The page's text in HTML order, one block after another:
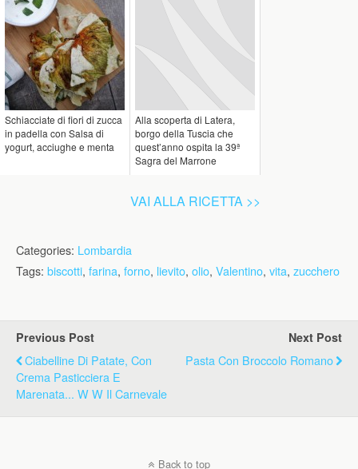
Schiacciate di fiori di zucca
in padella con Salsa di
yogurt, acciughe e menta
Alla scoperta di Latera,
borgo della Tuscia che
quest’anno ospita la 39ª
Sagra del Marrone
VAI ALLA RICETTA >>
Categories: Lombardia
Tags: biscotti, farina, forno, lievito, olio, Valentino, vita, zucchero
Previous Post
Ciabelline Di Patate, Con
Crema Pasticciera E
Marenata... W W Il Carnevale
Next Post
Pasta Con Broccolo Romano
Back to top